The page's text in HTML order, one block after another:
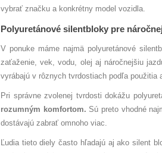
vybrať značku a konkrétny model vozidla.
Polyuretánové silentbloky pre
V ponuke máme najmä polyuretánové
zaťaženie, vek, vodu, olej aj náročnejšiu
vyrábajú v rôznych tvrdostiach podľa použitia
Pri správne zvolenej tvrdosti dokážu
rozumným komfortom. Sú preto vhodné
dostávajú zabrať omnoho viac.
Ľudia tieto diely často hľadajú aj ako silent